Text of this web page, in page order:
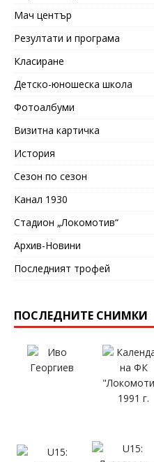
Мач център
Резултати и програма
Класиране
Детско-юношеска школа
Фотоалбуми
Визитна картичка
История
Сезон по сезон
Канал 1930
Стадион „Локомотив“
Архив-Новини
Последният трофей
ПОСЛЕДНИТЕ СНИМКИ